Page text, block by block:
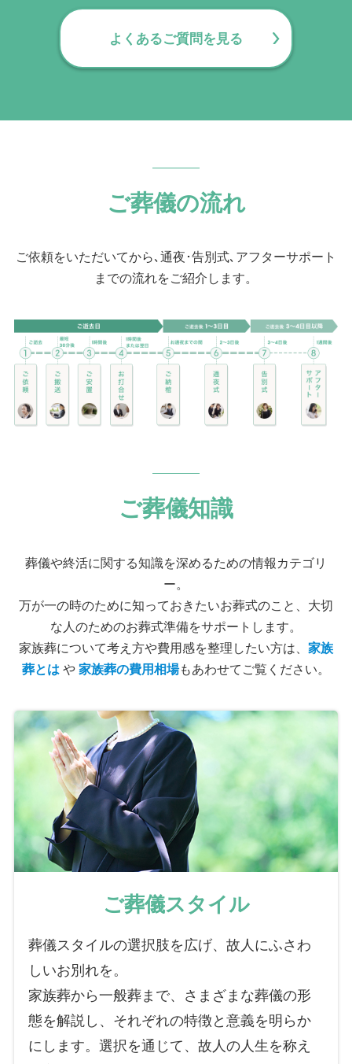
をご案内します。
いただけます。
よくあるご質問を見る
ご葬儀の流れ
ご依頼をいただいてから､通夜･告別式､アフターサポート
までの流れをご紹介します。
ご葬儀知識
葬儀や終活に関する知識を深めるための情報カテゴリ
ー。
万が一の時のために知っておきたいお葬式のこと、大切
な人のためのお葬式準備をサポートします。
家族葬について考え方や費用感を整理したい方は、 家族
葬とはや家族葬の費用相場もあわせてご覧ください。
ご葬儀スタイル
葬儀スタイルの選択肢を広げ、故人にふさわ
しいお別れを。
家族葬から一般葬まで、さまざまな葬儀の形
態を解説し、それぞれの特徴と意義を明らか
にします。選択を通じて、故人の人生を称え